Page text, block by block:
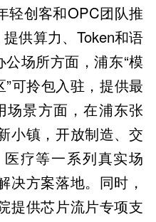
轻创客和OPC团队推
供算力、Token和语
公场所方面，浦东“模
”可拎包入驻，提供最
场景方面，在浦东张
小镇，开放制造、交
疗等一系列真实场
决方案落地。同时，
提供芯片流片专项支